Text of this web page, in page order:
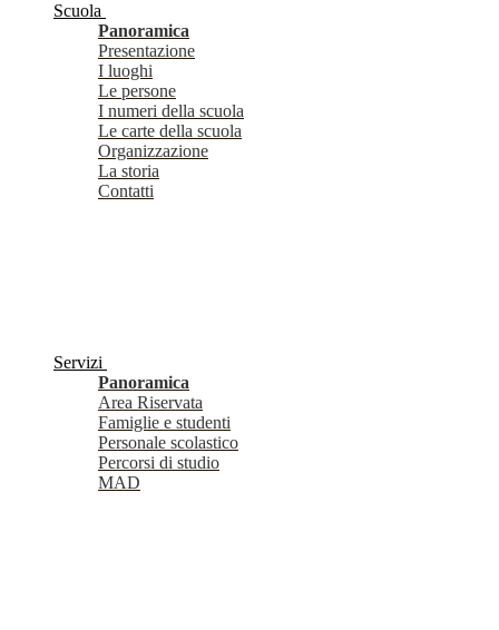
Scuola
Panoramica
Presentazione
I luoghi
Le persone
I numeri della scuola
Le carte della scuola
Organizzazione
La storia
Contatti
Servizi
Panoramica
Area Riservata
Famiglie e studenti
Personale scolastico
Percorsi di studio
MAD